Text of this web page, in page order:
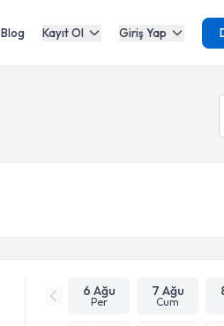
Blog Kayıt Ol Giriş Yap
6 Ağu
Per
7 Ağu
Cum